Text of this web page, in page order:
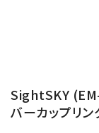
SightSKY (EM-
バーカップリ